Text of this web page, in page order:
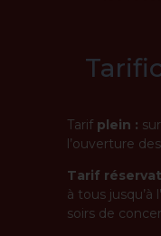
Tarif plein :
l’ouverture
Tarif
à tous jusqu’à
soirs de